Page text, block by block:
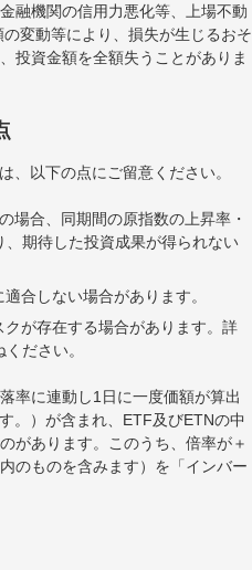
融機関の信用力悪化等、上場不動
変動等により、損失が生じるおそ
投資金額を全額失うことがありま
以下の点にご留意ください。
場合、同期間の原指数の上昇率・
期待した投資成果が得られない
合しない場合があります。
が存在する場合があります。詳
ださい。
率に連動し1日に一度価額が算出
。）が含まれ、ETF及びETNの中
があります。このうち、倍率が＋
のものを含みます）を「インバー